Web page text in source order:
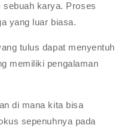
sebuah karya. Proses
yang luar biasa.
tulus dapat menyentuh
memiliki pengalaman
di mana kita bisa
sepenuhnya pada